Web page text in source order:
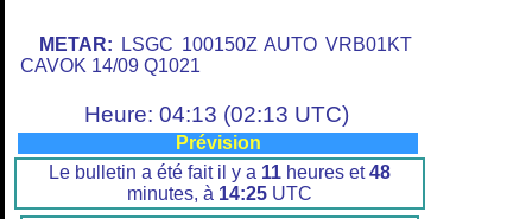
METAR: LSGC 100150Z AUTO VRB01KT
CAVOK 14/09 Q1021
Heure: 04:13 (02:13 UTC)
Prévision
Le bulletin a été fait il y a 11 heures et48
minutes, à 14:25 UTC